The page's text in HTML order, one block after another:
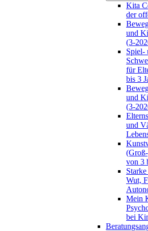
Kita
der
und
(3-
Spiel-
für
bis 3
und
(3-
und
von 3
Wut,
Mein
bei